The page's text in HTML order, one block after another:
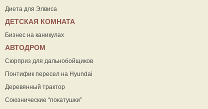
Диета для Элвиса
ДЕТСКАЯ КОМНАТА
Бизнес на каникулах
АВТОДРОМ
Сюрприз для дальнобойщиков
Понтифик пересел на Hyundai
Деревянный трактор
Союзнические “покатушки”